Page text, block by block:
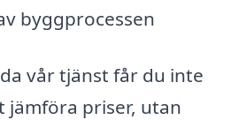
byggprocessen
vår tjänst får du inte
jämföra priser, utan